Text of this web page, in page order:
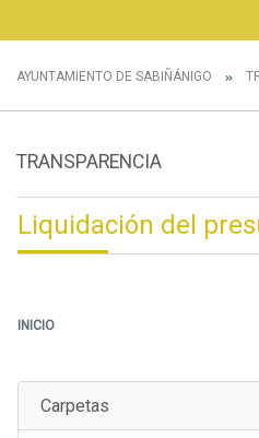
AYUNTAMIENTO DE SABIÑÁNIGO
TRANSPARENCIA
Liquidación del
INICIO
Carpetas